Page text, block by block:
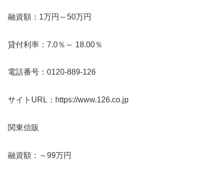
融資額：1万円～50万円
貸付利率：7.0％～ 18.00％
電話番号：0120-889-126
サイトURL：https://www.126.co.jp
関東信販
融資額：～99万円